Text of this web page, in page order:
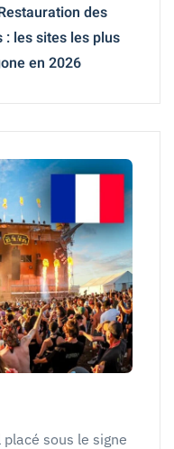
des
les sites les plus
en 2026
sous le signe